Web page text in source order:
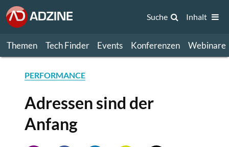
Themen Tech Finder Events Konferenzen Webinare
Suche Inhalt
PERFORMANCE
Adressen sind der
Anfang